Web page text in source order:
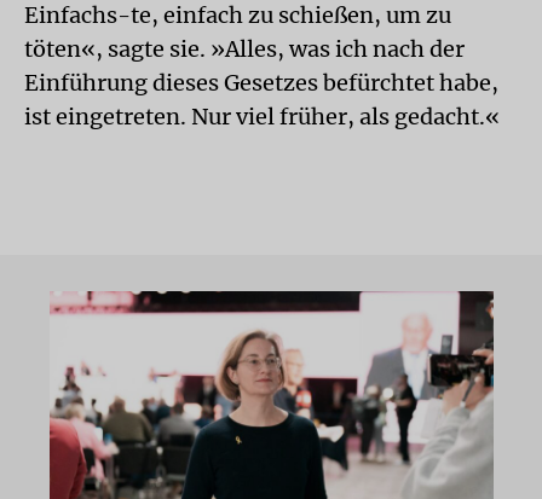
Einfachs-te, einfach zu schießen, um zu
töten«, sagte sie. »Alles, was ich nach der
Einführung dieses Gesetzes befürchtet habe,
ist eingetreten. Nur viel früher, als gedacht.«